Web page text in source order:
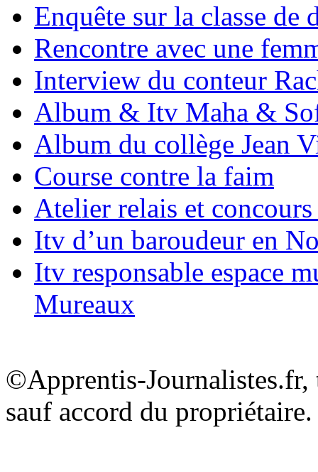
Enquête sur la classe de
Rencontre avec une
Interview du conteur
Album & Itv Maha &
Album du collège Jean
Course contre la faim
Atelier relais et
Itv d’un baroudeur en
Itv responsable espace
Mureaux
©Apprentis-
sauf accord du propriétaire.